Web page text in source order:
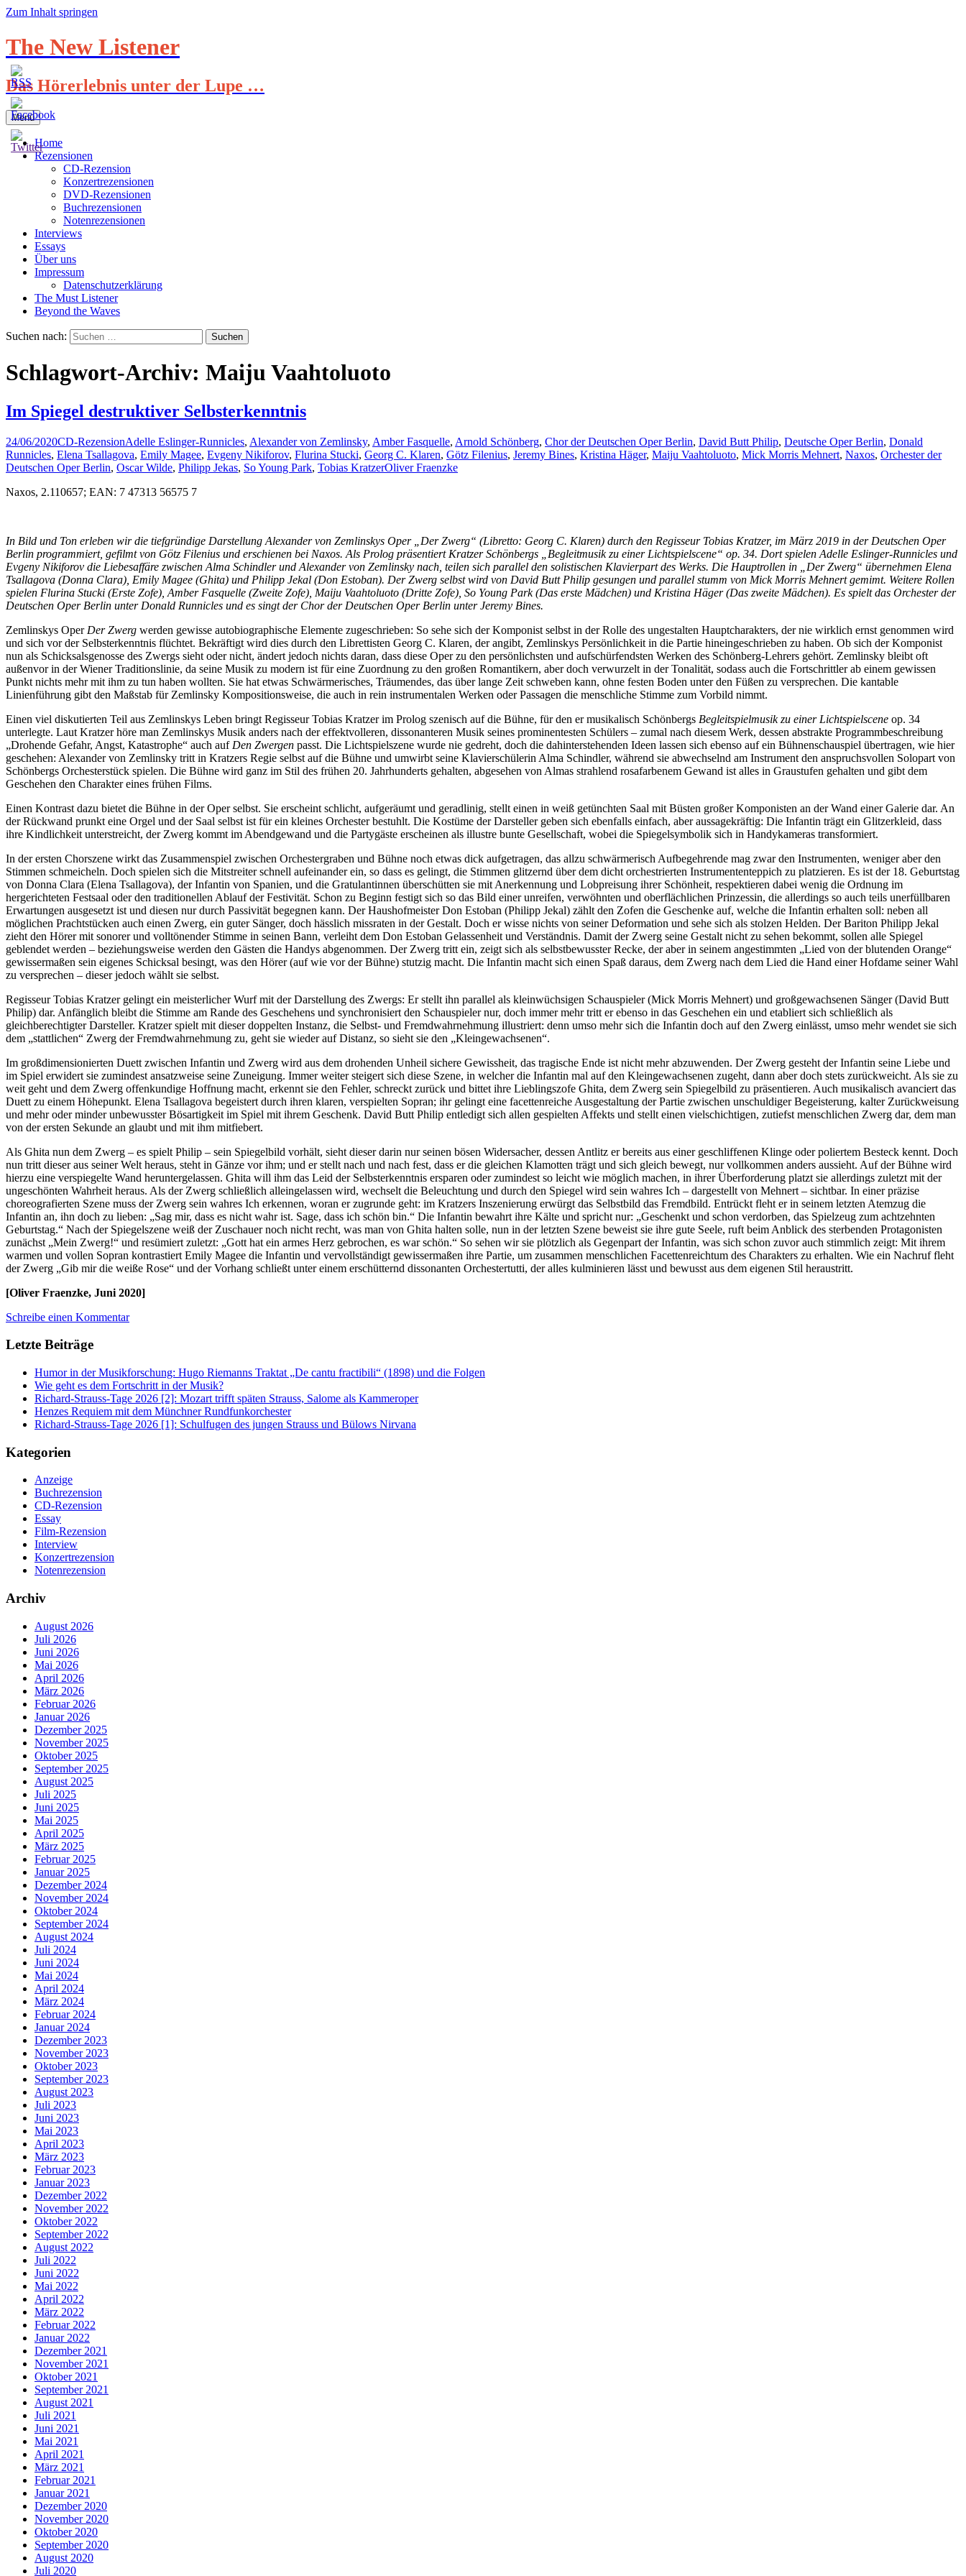
Zum Inhalt springen
The New Listener
Das Hörerlebnis unter der Lupe …
Menü
Home
Rezensionen
CD-Rezension
Konzertrezensionen
DVD-Rezensionen
Buchrezensionen
Notenrezensionen
Interviews
Essays
Über uns
Impressum
Datenschutzerklärung
The Must Listener
Beyond the Waves
Suchen nach:
Schlagwort-Archiv: Maiju Vaahtoluoto
Im Spiegel destruktiver Selbsterkenntnis
24/06/2020CD-RezensionAdelle Eslinger-Runnicles, Alexander von Zemlinsky, Amber Fasquelle, Arnold Schönberg, Chor der Deutschen Oper Berlin, David Butt Philip, Deutsche Oper Berlin, Donald
Runnicles, Elena Tsallagova, Emily Magee, Evgeny Nikiforov, Flurina Stucki, Georg C. Klaren, Götz Filenius, Jeremy Bines, Kristina Häger, Maiju Vaahtoluoto, Mick Morris Mehnert, Naxos, Orchester der
Deutschen Oper Berlin, Oscar Wilde, Philipp Jekas, So Young Park, Tobias KratzerOliver Fraenzke
Naxos, 2.110657; EAN: 7 47313 56575 7
In Bild und Ton erleben wir die tiefgründige Darstellung Alexander von Zemlinskys Oper „Der Zwerg“ (Libretto: Georg C. Klaren) durch den Regisseur Tobias Kratzer, im März 2019 in der Deutschen Oper
Berlin programmiert, gefilmt von Götz Filenius und erschienen bei Naxos. Als Prolog präsentiert Kratzer Schönbergs „Begleitmusik zu einer Lichtspielscene“ op. 34. Dort spielen Adelle Eslinger-Runnicles und
Evgeny Nikiforov die Liebesaffäre zwischen Alma Schindler und Alexander von Zemlinsky nach, teilen sich parallel den solistischen Klavierpart des Werks. Die Hauptrollen in „Der Zwerg“ übernehmen Elena
Tsallagova (Donna Clara), Emily Magee (Ghita) und Philipp Jekal (Don Estoban). Der Zwerg selbst wird von David Butt Philip gesungen und parallel stumm von Mick Morris Mehnert gemimt. Weitere Rollen
spielen Flurina Stucki (Erste Zofe), Amber Fasquelle (Zweite Zofe), Maiju Vaahtoluoto (Dritte Zofe), So Young Park (Das erste Mädchen) und Kristina Häger (Das zweite Mädchen). Es spielt das Orchester der
Deutschen Oper Berlin unter Donald Runnicles und es singt der Chor der Deutschen Oper Berlin unter Jeremy Bines.
Zemlinskys Oper Der Zwerg werden gewisse autobiographische Elemente zugeschrieben: So sehe sich der Komponist selbst in der Rolle des ungestalten Hauptcharakters, der nie wirklich ernst genommen wird
und sich vor der Selbsterkenntnis flüchtet. Bekräftigt wird dies durch den Librettisten Georg C. Klaren, der angibt, Zemlinskys Persönlichkeit in die Partie hineingeschrieben zu haben. Ob sich der Komponist
nun als Schicksalsgenosse des Zwergs sieht oder nicht, ändert jedoch nichts daran, dass diese Oper zu den persönlichsten und aufschürfendsten Werken des Schönberg-Lehrers gehört. Zemlinsky bleibt oft
außenvor in der Wiener Traditionslinie, da seine Musik zu modern ist für eine Zuordnung zu den großen Romantikern, aber doch verwurzelt in der Tonalität, sodass auch die Fortschrittler ab einem gewissen
Punkt nichts mehr mit ihm zu tun haben wollten. Sie hat etwas Schwärmerisches, Träumendes, das über lange Zeit schweben kann, ohne festen Boden unter den Füßen zu versprechen. Die kantable
Linienführung gibt den Maßstab für Zemlinsky Kompositionsweise, die auch in rein instrumentalen Werken oder Passagen die menschliche Stimme zum Vorbild nimmt.
Einen viel diskutierten Teil aus Zemlinskys Leben bringt Regisseur Tobias Kratzer im Prolog szenisch auf die Bühne, für den er musikalisch Schönbergs Begleitspielmusik zu einer Lichtspielscene op. 34
unterlegte. Laut Kratzer höre man Zemlinskys Musik anders nach der effektvolleren, dissonanteren Musik seines prominentesten Schülers – zumal nach diesem Werk, dessen abstrakte Programmbeschreibung
„Drohende Gefahr, Angst, Katastrophe“ auch auf Den Zwergen passt. Die Lichtspielszene wurde nie gedreht, doch die dahinterstehenden Ideen lassen sich ebenso auf ein Bühnenschauspiel übertragen, wie hier
geschehen: Alexander von Zemlinsky tritt in Kratzers Regie selbst auf die Bühne und umwirbt seine Klavierschülerin Alma Schindler, während sie abwechselnd am Instrument den anspruchsvollen Solopart von
Schönbergs Orchesterstück spielen. Die Bühne wird ganz im Stil des frühen 20. Jahrhunderts gehalten, abgesehen von Almas strahlend rosafarbenem Gewand ist alles in Graustufen gehalten und gibt dem
Geschehen den Charakter eines frühen Films.
Einen Kontrast dazu bietet die Bühne in der Oper selbst. Sie erscheint schlicht, aufgeräumt und geradlinig, stellt einen in weiß getünchten Saal mit Büsten großer Komponisten an der Wand einer Galerie dar. An
der Rückwand prunkt eine Orgel und der Saal selbst ist für ein kleines Orchester bestuhlt. Die Kostüme der Darsteller geben sich ebenfalls einfach, aber aussagekräftig: Die Infantin trägt ein Glitzerkleid, dass
ihre Kindlichkeit unterstreicht, der Zwerg kommt im Abendgewand und die Partygäste erscheinen als illustre bunte Gesellschaft, wobei die Spiegelsymbolik sich in Handykameras transformiert.
In der ersten Chorszene wirkt das Zusammenspiel zwischen Orchestergraben und Bühne noch etwas dick aufgetragen, das allzu schwärmerisch Aufbegehrende mag zwar den Instrumenten, weniger aber den
Stimmen schmeicheln. Doch spielen sich die Mitstreiter schnell aufeinander ein, so dass es gelingt, die Stimmen glitzernd über dem dicht orchestrierten Instrumententeppich zu platzieren. Es ist der 18. Geburtstag
von Donna Clara (Elena Tsallagova), der Infantin von Spanien, und die Gratulantinnen überschütten sie mit Anerkennung und Lobpreisung ihrer Schönheit, respektieren dabei wenig die Ordnung im
hergerichteten Festsaal oder den traditionellen Ablauf der Festivität. Schon zu Beginn festigt sich so das Bild einer unreifen, verwöhnten und oberflächlichen Prinzessin, die allerdings so auch teils unerfüllbaren
Erwartungen ausgesetzt ist und diesen nur durch Passivität begegnen kann. Der Haushofmeister Don Estoban (Philipp Jekal) zählt den Zofen die Geschenke auf, welche die Infantin erhalten soll: neben all
möglichen Prachtstücken auch einen Zwerg, ein guter Sänger, doch hässlich missraten in der Gestalt. Doch er wisse nichts von seiner Deformation und sehe sich als stolzen Helden. Der Bariton Philipp Jekal
zieht den Hörer mit sonorer und volltönender Stimme in seinen Bann, verleiht dem Don Estoban Gelassenheit und Verständnis. Damit der Zwerg seine Gestalt nicht zu sehen bekommt, sollen alle Spiegel
geblendet werden – beziehungsweise werden den Gästen die Handys abgenommen. Der Zwerg tritt ein, zeigt sich als selbstbewusster Recke, der aber in seinem angestimmten „Lied von der blutenden Orange“
gewissermaßen sein eigenes Schicksal besingt, was den Hörer (auf wie vor der Bühne) stutzig macht. Die Infantin macht sich einen Spaß daraus, dem Zwerg nach dem Lied die Hand einer Hofdame seiner Wahl
zu versprechen – dieser jedoch wählt sie selbst.
Regisseur Tobias Kratzer gelingt ein meisterlicher Wurf mit der Darstellung des Zwergs: Er stellt ihn parallel als kleinwüchsigen Schauspieler (Mick Morris Mehnert) und großgewachsenen Sänger (David Butt
Philip) dar. Anfänglich bleibt die Stimme am Rande des Geschehens und synchronisiert den Schauspieler nur, doch immer mehr tritt er ebenso in das Geschehen ein und etabliert sich schließlich als
gleichberechtigter Darsteller. Kratzer spielt mit dieser doppelten Instanz, die Selbst- und Fremdwahrnehmung illustriert: denn umso mehr sich die Infantin doch auf den Zwerg einlässt, umso mehr wendet sie sich
dem „stattlichen“ Zwerg der Fremdwahrnehmung zu, geht sie wieder auf Distanz, so sieht sie den „Kleingewachsenen“.
Im großdimensionierten Duett zwischen Infantin und Zwerg wird aus dem drohenden Unheil sichere Gewissheit, das tragische Ende ist nicht mehr abzuwenden. Der Zwerg gesteht der Infantin seine Liebe und
im Spiel erwidert sie zumindest ansatzweise seine Zuneigung. Immer weiter steigert sich diese Szene, in welcher die Infantin mal auf den Kleingewachsenen zugeht, dann aber doch stets zurückweicht. Als sie zu
weit geht und dem Zwerg offenkundige Hoffnung macht, erkennt sie den Fehler, schreckt zurück und bittet ihre Lieblingszofe Ghita, dem Zwerg sein Spiegelbild zu präsentieren. Auch musikalisch avanciert das
Duett zu einem Höhepunkt. Elena Tsallagova begeistert durch ihren klaren, verspielten Sopran; ihr gelingt eine facettenreiche Ausgestaltung der Partie zwischen unschuldiger Begeisterung, kalter Zurückweisung
und mehr oder minder unbewusster Bösartigkeit im Spiel mit ihrem Geschenk. David Butt Philip entledigt sich allen gespielten Affekts und stellt einen vielschichtigen, zutiefst menschlichen Zwerg dar, dem man
von der ersten Sekunde an glaubt und mit ihm mitfiebert.
Als Ghita nun dem Zwerg – es spielt Philip – sein Spiegelbild vorhält, sieht dieser darin nur seinen bösen Widersacher, dessen Antlitz er bereits aus einer geschliffenen Klinge oder poliertem Besteck kennt. Doch
nun tritt dieser aus seiner Welt heraus, steht in Gänze vor ihm; und er stellt nach und nach fest, dass er die gleichen Klamotten trägt und sich gleich bewegt, nur vollkommen anders aussieht. Auf der Bühne wird
hierzu eine verspiegelte Wand heruntergelassen. Ghita will ihm das Leid der Selbsterkenntnis ersparen oder zumindest so leicht wie möglich machen, in ihrer Überforderung platzt sie allerdings zuletzt mit der
ungeschönten Wahrheit heraus. Als der Zwerg schließlich alleingelassen wird, wechselt die Beleuchtung und durch den Spiegel wird sein wahres Ich – dargestellt von Mehnert – sichtbar. In einer präzise
choreografierten Szene muss der Zwerg sein wahres Ich erkennen, woran er zugrunde geht: im Kratzers Inszenierung erwürgt das Selbstbild das Fremdbild. Entrückt fleht er in seinem letzten Atemzug die
Infantin an, ihn doch zu lieben: „Sag mir, dass es nicht wahr ist. Sage, dass ich schön bin.“ Die Infantin bewahrt ihre Kälte und spricht nur: „Geschenkt und schon verdorben, das Spielzeug zum achtzehnten
Geburtstag.“ Nach der Spiegelszene weiß der Zuschauer noch nicht recht, was man von Ghita halten solle, nun in der letzten Szene beweist sie ihre gute Seele, ruft beim Anblick des sterbenden Protagonisten
zunächst „Mein Zwerg!“ und resümiert zuletzt: „Gott hat ein armes Herz gebrochen, es war schön.“ So sehen wir sie plötzlich als Gegenpart der Infantin, was sich schon zuvor auch stimmlich zeigt: Mit ihrem
warmen und vollen Sopran kontrastiert Emily Magee die Infantin und vervollständigt gewissermaßen ihre Partie, um zusammen menschlichen Facettenreichtum des Charakters zu erhalten. Wie ein Nachruf fleht
der Zwerg „Gib mir die weiße Rose“ und der Vorhang schließt unter einem erschütternd dissonanten Orchestertutti, der alles kulminieren lässt und bewusst aus dem eigenen Stil heraustritt.
[Oliver Fraenzke, Juni 2020]
Schreibe einen Kommentar
Letzte Beiträge
Humor in der Musikforschung: Hugo Riemanns Traktat „De cantu fractibili“ (1898) und die Folgen
Wie geht es dem Fortschritt in der Musik?
Richard-Strauss-Tage 2026 [2]: Mozart trifft späten Strauss, Salome als Kammeroper
Henzes Requiem mit dem Münchner Rundfunkorchester
Richard-Strauss-Tage 2026 [1]: Schulfugen des jungen Strauss und Bülows Nirvana
Kategorien
Anzeige
Buchrezension
CD-Rezension
Essay
Film-Rezension
Interview
Konzertrezension
Notenrezension
Archiv
August 2026
Juli 2026
Juni 2026
Mai 2026
April 2026
März 2026
Februar 2026
Januar 2026
Dezember 2025
November 2025
Oktober 2025
September 2025
August 2025
Juli 2025
Juni 2025
Mai 2025
April 2025
März 2025
Februar 2025
Januar 2025
Dezember 2024
November 2024
Oktober 2024
September 2024
August 2024
Juli 2024
Juni 2024
Mai 2024
April 2024
März 2024
Februar 2024
Januar 2024
Dezember 2023
November 2023
Oktober 2023
September 2023
August 2023
Juli 2023
Juni 2023
Mai 2023
April 2023
März 2023
Februar 2023
Januar 2023
Dezember 2022
November 2022
Oktober 2022
September 2022
August 2022
Juli 2022
Juni 2022
Mai 2022
April 2022
März 2022
Februar 2022
Januar 2022
Dezember 2021
November 2021
Oktober 2021
September 2021
August 2021
Juli 2021
Juni 2021
Mai 2021
April 2021
März 2021
Februar 2021
Januar 2021
Dezember 2020
November 2020
Oktober 2020
September 2020
August 2020
Juli 2020